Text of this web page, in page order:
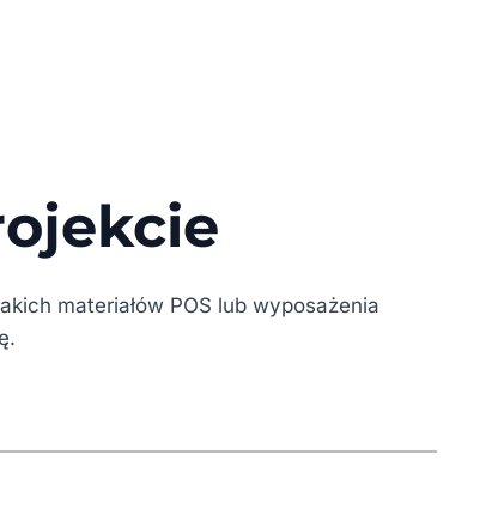
materiałów POS lub wyposażenia